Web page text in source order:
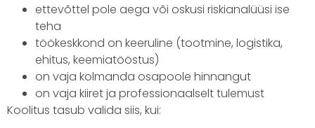
ettevõttel pole aega või oskusi riskianalüüsi ise
teha
töökeskkond on keeruline (tootmine, logistika,
ehitus, keemiatööstus)
on vaja kolmanda osapoole hinnangut
on vaja kiiret ja professionaalselt tulemust
Koolitus tasub valida siis, kui: